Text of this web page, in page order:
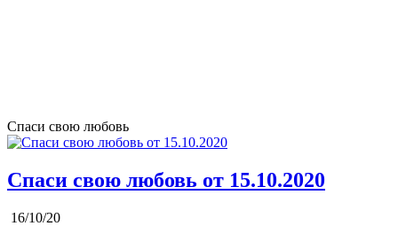
Спаси свою любовь
Спаси свою любовь от 15.10.2020
16/10/20